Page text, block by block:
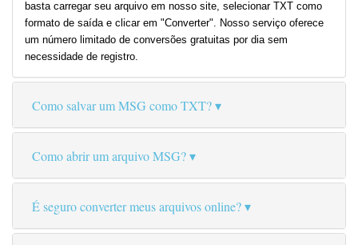
basta carregar seu arquivo em nosso site, selecionar TXT como
formato de saída e clicar em "Converter". Nosso serviço oferece
um número limitado de conversões gratuitas por dia sem
necessidade de registro.
Como salvar um MSG como TXT?
Como abrir um arquivo MSG?
É seguro converter meus arquivos online?